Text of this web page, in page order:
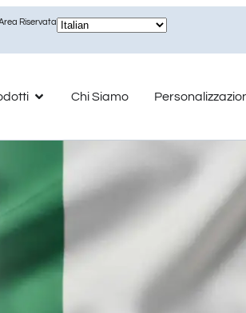
Riservata
Chi Siamo